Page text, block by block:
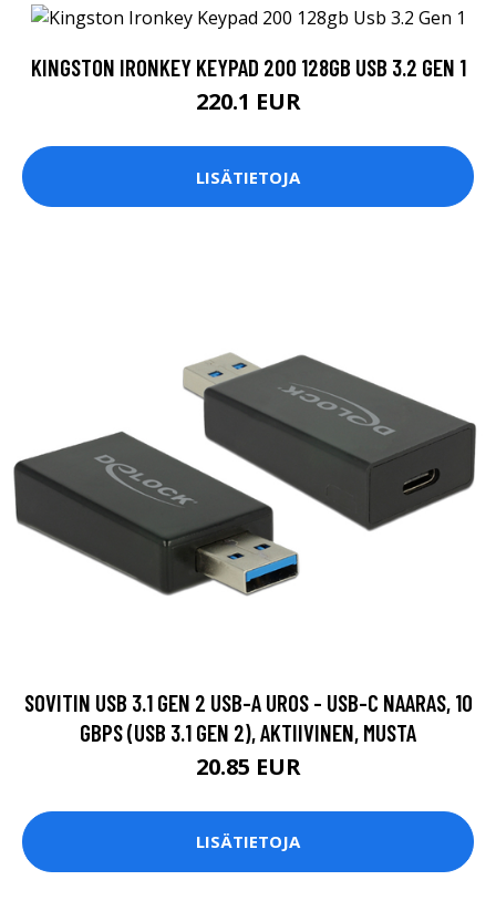
KINGSTON IRONKEY KEYPAD 200 128GB USB 3.2 GEN 1
220.1 EUR
LISÄTIETOJA
SOVITIN USB 3.1 GEN 2 USB-A UROS - USB-C NAARAS, 10
GBPS (USB 3.1 GEN 2), AKTIIVINEN, MUSTA
20.85 EUR
LISÄTIETOJA